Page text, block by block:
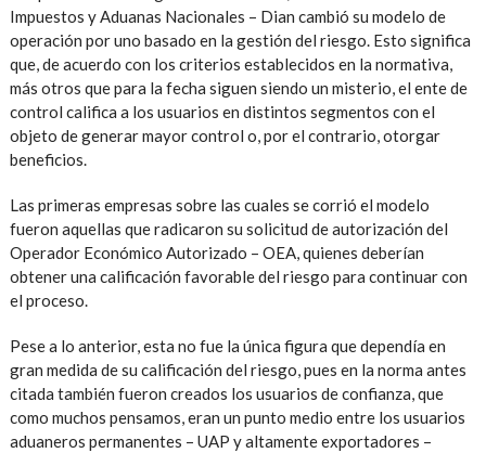
Impuestos y Aduanas Nacionales – Dian cambió su modelo de
operación por uno basado en la gestión del riesgo. Esto significa
que, de acuerdo con los criterios establecidos en la normativa,
más otros que para la fecha siguen siendo un misterio, el ente de
control califica a los usuarios en distintos segmentos con el
objeto de generar mayor control o, por el contrario, otorgar
beneficios.
Las primeras empresas sobre las cuales se corrió el modelo
fueron aquellas que radicaron su solicitud de autorización del
Operador Económico Autorizado – OEA, quienes deberían
obtener una calificación favorable del riesgo para continuar con
el proceso.
Pese a lo anterior, esta no fue la única figura que dependía en
gran medida de su calificación del riesgo, pues en la norma antes
citada también fueron creados los usuarios de confianza, que
como muchos pensamos, eran un punto medio entre los usuarios
aduaneros permanentes – UAP y altamente exportadores –